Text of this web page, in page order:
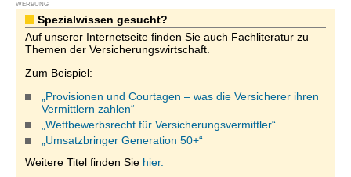
WERBUNG
Spezialwissen gesucht?
Auf unserer Internetseite finden Sie auch Fachliteratur zu
Themen der Versicherungswirtschaft.
Zum Beispiel:
„Provisionen und Courtagen – was die Versicherer ihren
Vermittlern zahlen“
„Wettbewerbsrecht für Versicherungsvermittler“
„Umsatzbringer Generation 50+“
Weitere Titel finden Sie hier.